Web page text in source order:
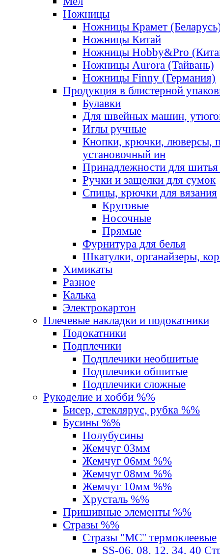
Ножницы
Ножницы Крамет
Ножницы Китай
Ножницы Hobby&Pro
Ножницы Aurora (Тайвань)
Ножницы Finny (Германия)
Продукция в блистерной
Булавки
Для швейных машин,
Иглы ручные
Кнопки, крючки, люверсы,
установочный ин
Принадлежности для шитья
Ручки и защелки для сумок
Спицы, крючки для вязания
Круговые
Носочные
Прямые
Фурнитура для белья
Шкатулки, органайзеры,
Химикаты
Разное
Калька
Электрокартон
Плечевые накладки и подокатники
Подокатники
Подплечики
Подплечики необшитые
Подплечики обшитые
Подплечики сложные
Рукоделие и хобби %%
Бисер, стеклярус, рубка %%
Бусины %%
Полубусины
Жемчуг 03мм
Жемчуг 06мм %%
Жемчуг 08мм %%
Жемчуг 10мм %%
Хрусталь %%
Пришивные элементы %%
Стразы %%
Стразы "MС" термоклеевые
SS-06, 08, 12, 34, 40